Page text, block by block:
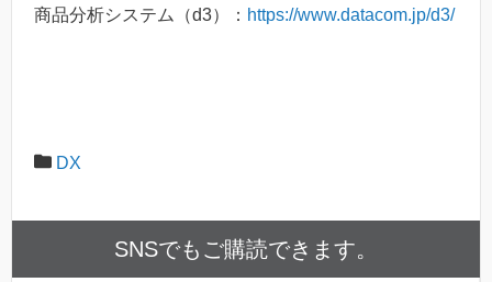
商品分析システム（d3）： https://www.datacom.jp/d3/
DX
SNSでもご購読できます。